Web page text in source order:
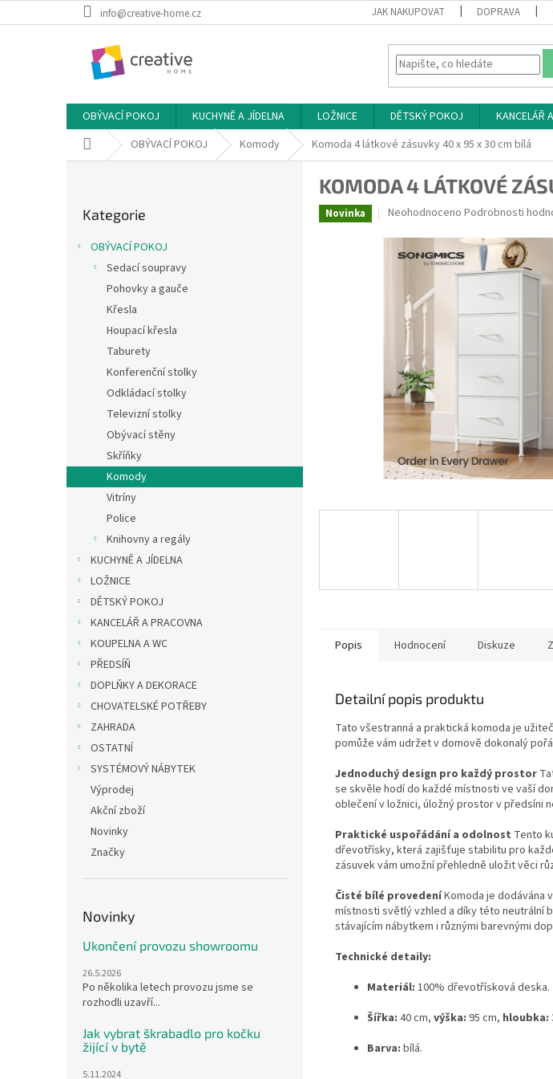
na
info@creative-home.cz JAK NAKUPOVAT DOPRAVA
OBÝVACÍ POKOJ KUCHYNĚ A JÍDELNA LOŽNICE DĚTSKÝ POKOJ KANCELÁŘ
Domů OBÝVACÍ POKOJ Komody Komoda 4 látkové zásuvky 40 x 95 x 30 cm bílá
kategorie
Kategorie
OBÝVACÍ POKOJ
Sedací soupravy
Pohovky a gauče
Křesla
Houpací křesla
Taburety
Konferenční stolky
Odkládací stolky
Televizní stolky
Obývací stěny
Skříňky
Komody
Vitríny
Police
Knihovny a regály
KUCHYNĚ A JÍDELNA
LOŽNICE
DĚTSKÝ POKOJ
KANCELÁŘ A PRACOVNA
KOUPELNA A WC
PŘEDSÍŇ
DOPLŇKY A DEKORACE
CHOVATELSKÉ POTŘEBY
ZAHRADA
OSTATNÍ
SYSTÉMOVÝ NÁBYTEK
Výprodej
Akční zboží
Novinky
Značky
Novinky
Ukončení provozu showroomu
26.5.2026
Po několika letech provozu jsme se
rozhodli uzavří...
Jak vybrat škrabadlo pro kočku
žijící v bytě
5.11.2024
KOMODA 4 LÁTKOVÉ
Novinka
Průměrné
produktu
hvězdiček.
Neohodnoceno Podrobnosti
Popis Hodnocení Diskuze
Detailní popis produktu
Tato všestranná a praktická komoda je
pomůže vám udržet v domově dokonalý
Jednoduchý design pro každý prostor
se skvěle hodí do každé místnosti ve vaší
oblečení v ložnici, úložný prostor v předsíni
Praktické uspořádání a odolnost Tento
dřevotřísky, která zajišťuje stabilitu pro
zásuvek vám umožní přehledně uložit věci
Čisté bílé provedeníKomoda je dodávána
místnosti světlý vzhled a díky této neutrální
stávajícím nábytkem i různými barevnými
Technické detaily:
Materiál: 100% dřevotřísková deska.
Šířka: 40 cm, výška: 95 cm, hloubka:
Barva: bílá.